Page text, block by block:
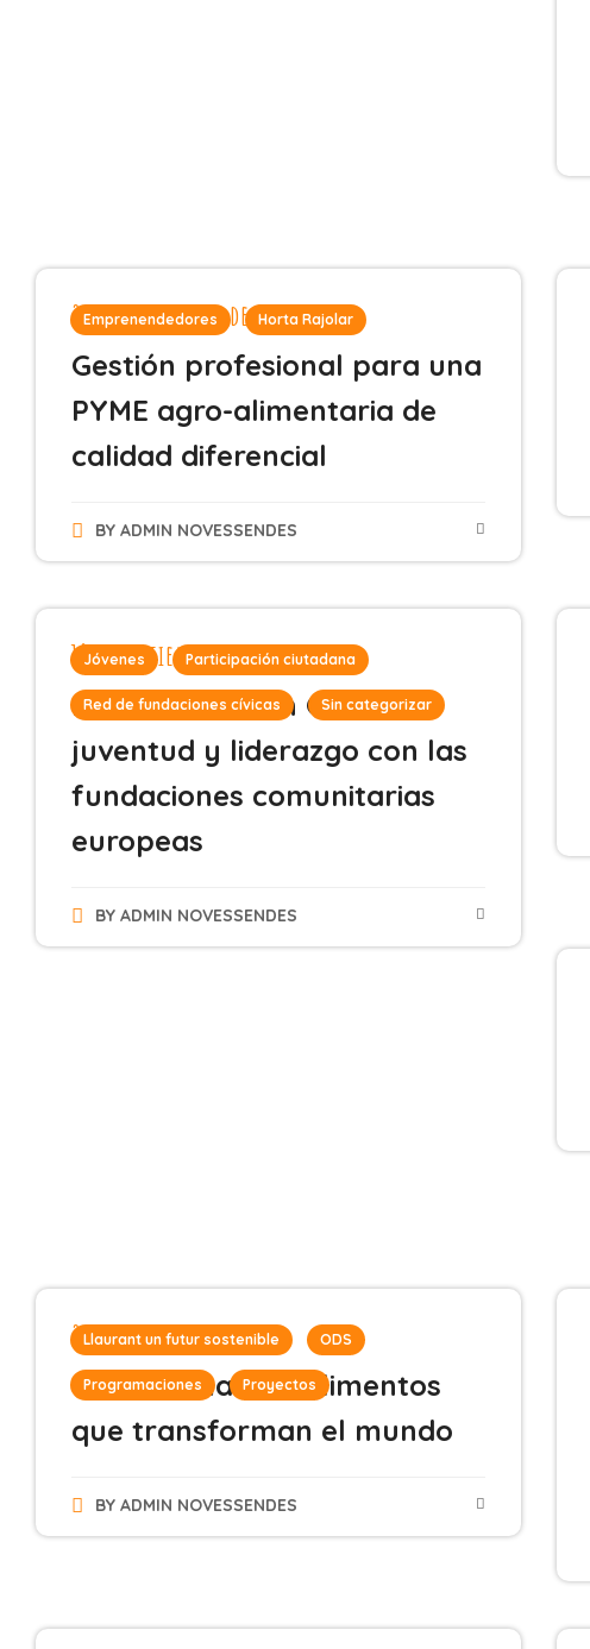
Emprenendedores Horta Rajolar
26 de septiembre de 2024
Gestión profesional para una
PYME agro-alimentaria de
calidad diferencial
BY ADMIN NOVESSENDES
Jóvenes Participación ciutadana
Red de fundaciones cívicas Sin categorizar
18 de septiembre de 2024
Novessendes en Ghent:
juventud y liderazgo con las
fundaciones comunitarias
europeas
BY ADMIN NOVESSENDES
Llaurant un futur sostenible ODS
Programaciones Proyectos
2 de julio de 2024
Ciclo formativo: Alimentos
que transforman el mundo
BY ADMIN NOVESSENDES